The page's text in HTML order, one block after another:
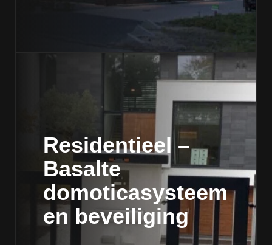
Residentieel –
Basalte
domoticasysteem
en beveiliging